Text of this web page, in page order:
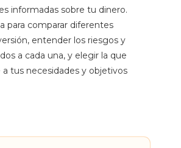
informadas sobre tu dinero.
para comparar diferentes
entender los riesgos y
a cada una, y elegir la que
tus necesidades y objetivos